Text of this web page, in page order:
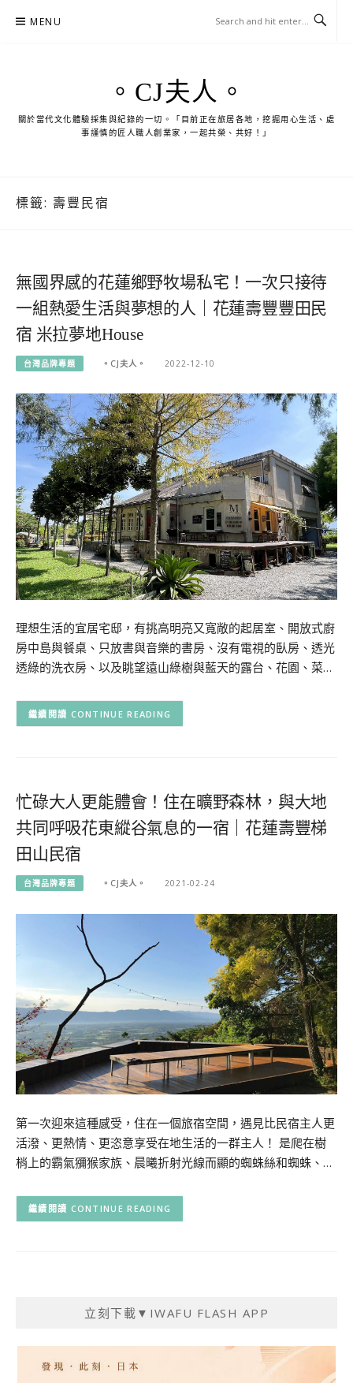
MENU
。CJ夫人。
關於當代文化體驗採集與紀錄的一切。「目前正在旅居各地，挖掘用心生活、處
事謹慎的匠人職人創業家，一起共榮、共好！」
標籤: 壽豐民宿
無國界感的花蓮鄉野牧場私宅！一次只接待
一組熱愛生活與夢想的人｜花蓮壽豐豐田民
宿 米拉夢地House
台灣品牌專題 。CJ夫人。 2022-12-10
理想生活的宜居宅邸，有挑高明亮又寬敞的起居室、開放式廚
房中島與餐桌、只放書與音樂的書房、沒有電視的臥房、透光
透綠的洗衣房、以及眺望遠山綠樹與藍天的露台、花園、菜…
CONTINUE READING
忙碌大人更能體會！住在曠野森林，與大地
共同呼吸花東縱谷氣息的一宿｜花蓮壽豐梯
田山民宿
台灣品牌專題 。CJ夫人。 2021-02-24
第一次迎來這種感受，住在一個旅宿空間，遇見比民宿主人更
活潑、更熱情、更恣意享受在地生活的一群主人！ 是爬在樹
梢上的霸氣獼猴家族、晨曦折射光線而顯的蜘蛛絲和蜘蛛、…
CONTINUE READING
立刻下載▼IWAFU FLASH APP